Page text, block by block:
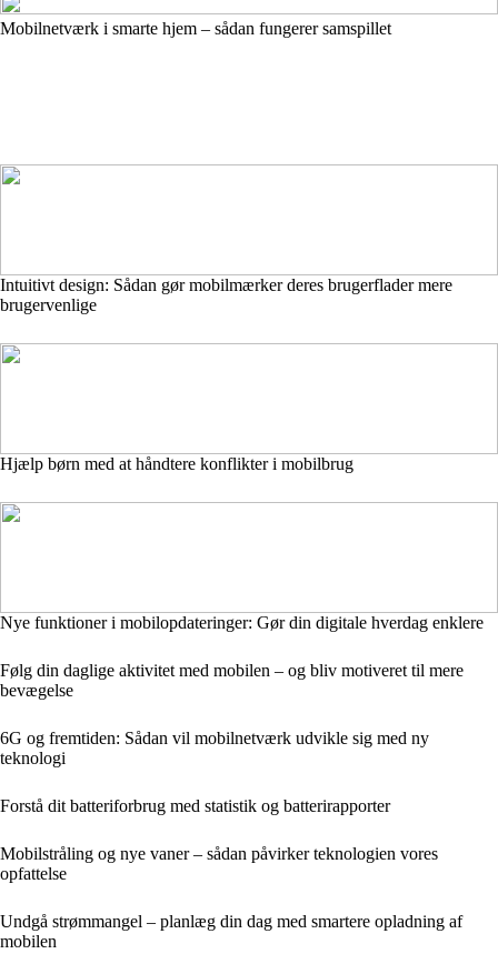
Mobilnetværk i smarte hjem – sådan fungerer samspillet
Intuitivt design: Sådan gør mobilmærker deres brugerflader mere
brugervenlige
Hjælp børn med at håndtere konflikter i mobilbrug
Nye funktioner i mobilopdateringer: Gør din digitale hverdag enklere
Følg din daglige aktivitet med mobilen – og bliv motiveret til mere
bevægelse
6G og fremtiden: Sådan vil mobilnetværk udvikle sig med ny
teknologi
Forstå dit batteriforbrug med statistik og batterirapporter
Mobilstråling og nye vaner – sådan påvirker teknologien vores
opfattelse
Undgå strømmangel – planlæg din dag med smartere opladning af
mobilen